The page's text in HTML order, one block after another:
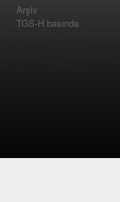
Arşiv
TGS-H basında